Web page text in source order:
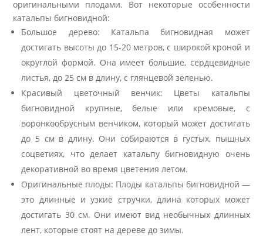
оригинальными плодами. Вот некоторые особенности
катальпы бигновидной:
Большое дерево: Катальпа бигновидная может
достигать высоты до 15-20 метров, с широкой кроной и
округлой формой. Она имеет большие, сердцевидные
листья, до 25 см в длину, с глянцевой зеленью.
Красивый цветочный венчик: Цветы катальпы
бигновидной крупные, белые или кремовые, с
воронкообрусным венчиком, который может достигать
до 5 см в длину. Они собираются в густых, пышных
соцветиях, что делает катальпу бигновидную очень
декоративной во время цветения летом.
Оригинальные плоды: Плоды катальпы бигновидной —
это длинные и узкие стручки, длина которых может
достигать 30 см. Они имеют вид необычных длинных
лент, которые стоят на дереве до зимы.